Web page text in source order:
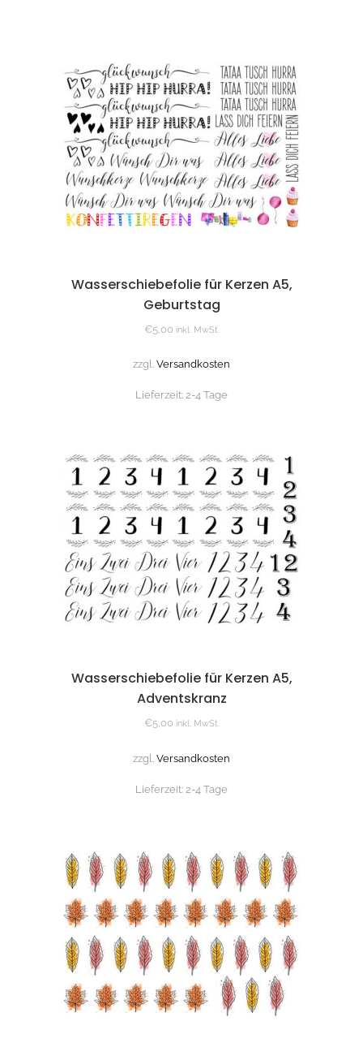
Wasserschiebefolie für Kerzen A5,
Geburtstag
€5,00 inkl. MwSt.
zzgl. Versandkosten
Lieferzeit: 2-4 Tage
Wasserschiebefolie für Kerzen A5,
Adventskranz
€5,00 inkl. MwSt.
zzgl. Versandkosten
Lieferzeit: 2-4 Tage